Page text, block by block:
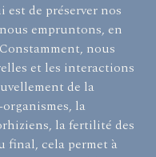
est de préserver nos
empruntons, en
nous
et les interactions
de la
la
la fertilité des
final, cela permet à